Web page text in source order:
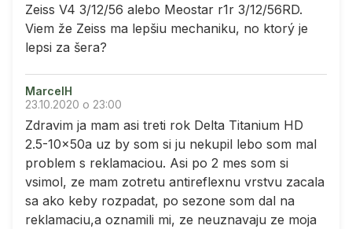
Zeiss V4 3/12/56 alebo Meostar r1r 3/12/56RD.
Viem že Zeiss ma lepšiu mechaniku, no ktorý je
lepsi za šera?
MarcelH
23.10.2020 o 23:00
Zdravim ja mam asi treti rok Delta Titanium HD
2.5-10x50a uz by som si ju nekupil lebo som mal
problem s reklamaciou. Asi po 2 mes som si
vsimol, ze mam zotretu antireflexnu vrstvu zacala
sa ako keby rozpadat, po sezone som dal na
reklamaciu,a oznamili mi, ze neuznavaju ze moja